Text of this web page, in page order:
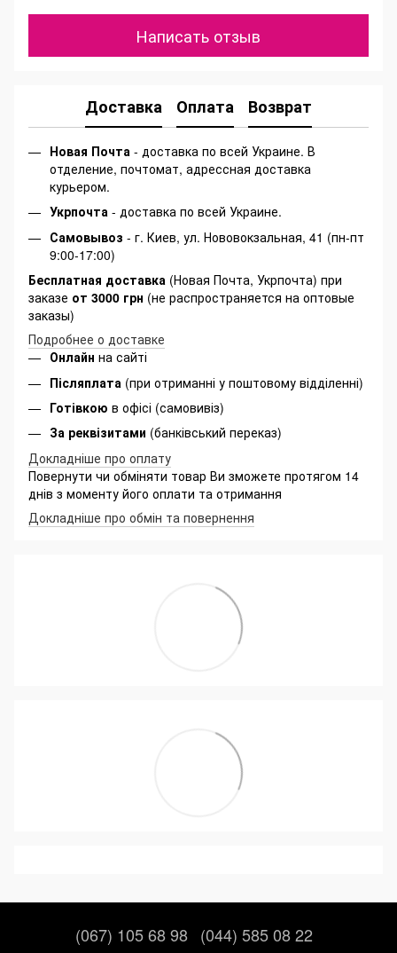
Написать отзыв
Доставка Оплата Возврат
Новая Почта - доставка по всей Украине. В
отделение, почтомат, адрессная доставка
курьером.
Укрпочта - доставка по всей Украине.
Самовывоз - г. Киев, ул. Нововокзальная, 41 (пн-пт
9:00-17:00)
Бесплатная доставка (Новая Почта, Укрпочта) при
заказе от 3000 грн (не распространяется на оптовые
заказы)
Подробнее о доставке
Онлайн на сайті
Післяплата (при отриманні у поштовому відділенні)
Готівкою в офісі (самовивіз)
За реквізитами (банківський переказ)
Докладніше про оплату
Повернути чи обміняти товар Ви зможете протягом 14
днів з моменту його оплати та отримання
Докладніше про обмін та повернення
(067) 105 68 98 (044) 585 08 22